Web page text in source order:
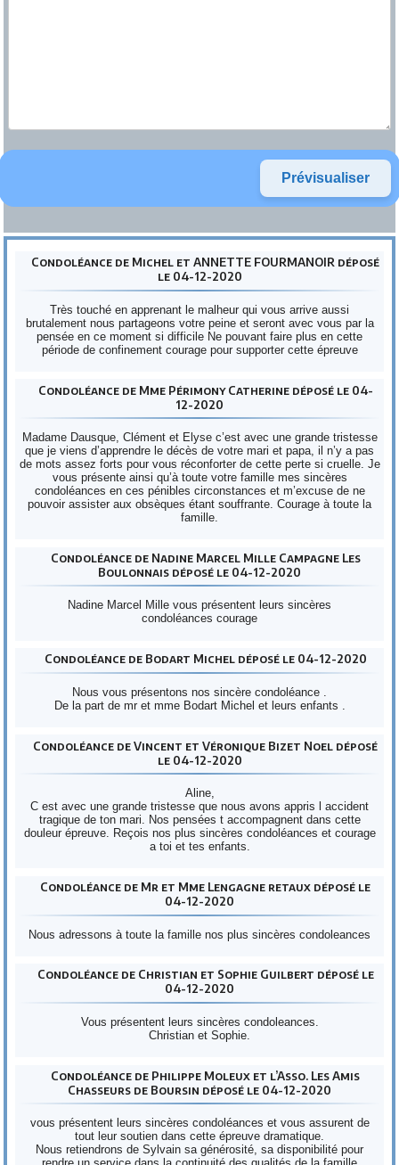
Condoléance de Michel et ANNETTE FOURMANOIR déposé
le 04-12-2020
Très touché en apprenant le malheur qui vous arrive aussi
brutalement nous partageons votre peine et seront avec vous par la
pensée en ce moment si difficile Ne pouvant faire plus en cette
période de confinement courage pour supporter cette épreuve
Condoléance de Mme Périmony Catherine déposé le 04-
12-2020
Madame Dausque, Clément et Elyse c’est avec une grande tristesse
que je viens d’apprendre le décès de votre mari et papa, il n’y a pas
de mots assez forts pour vous réconforter de cette perte si cruelle. Je
vous présente ainsi qu’à toute votre famille mes sincères
condoléances en ces pénibles circonstances et m’excuse de ne
pouvoir assister aux obsèques étant souffrante. Courage à toute la
famille.
Condoléance de Nadine Marcel Mille Campagne Les
Boulonnais déposé le 04-12-2020
Nadine Marcel Mille vous présentent leurs sincères
condoléances courage
Condoléance de Bodart Michel déposé le 04-12-2020
Nous vous présentons nos sincère condoléance .
De la part de mr et mme Bodart Michel et leurs enfants .
Condoléance de Vincent et Véronique Bizet Noel déposé
le 04-12-2020
Aline,
C est avec une grande tristesse que nous avons appris l accident
tragique de ton mari. Nos pensées t accompagnent dans cette
douleur épreuve. Reçois nos plus sincères condoléances et courage
a toi et tes enfants.
Condoléance de Mr et Mme Lengagne retaux déposé le
04-12-2020
Nous adressons à toute la famille nos plus sincères condoleances
Condoléance de Christian et Sophie Guilbert déposé le
04-12-2020
Vous présentent leurs sincères condoleances.
Christian et Sophie.
Condoléance de Philippe Moleux et l’Asso. Les Amis
Chasseurs de Boursin déposé le 04-12-2020
vous présentent leurs sincères condoléances et vous assurent de
tout leur soutien dans cette épreuve dramatique.
Nous retiendrons de Sylvain sa générosité, sa disponibilité pour